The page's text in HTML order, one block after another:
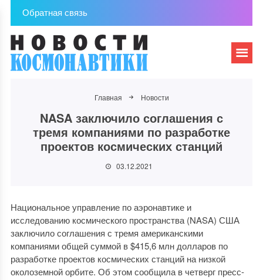
Обратная связь
Главная Новости
NASA заключило соглашения с
тремя компаниями по разработке
проектов космических станций
03.12.2021
Национальное управление по аэронавтике и
исследованию космического пространства (NASA) США
заключило соглашения с тремя американскими
компаниями общей суммой в $415,6 млн долларов по
разработке проектов космических станций на низкой
околоземной орбите. Об этом сообщила в четверг пресс-